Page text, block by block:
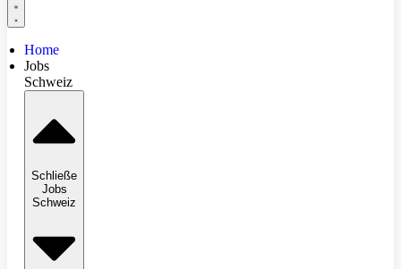
Home
Jobs
Schweiz
Schließe
Jobs
Schweiz